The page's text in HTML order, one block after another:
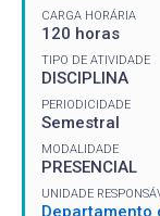
CARGA HORÁRIA
120 horas
TIPO DE ATIVIDADE
DISCIPLINA
PERIODICIDADE
Semestral
MODALIDADE
PRESENCIAL
UNIDADE
Departamento